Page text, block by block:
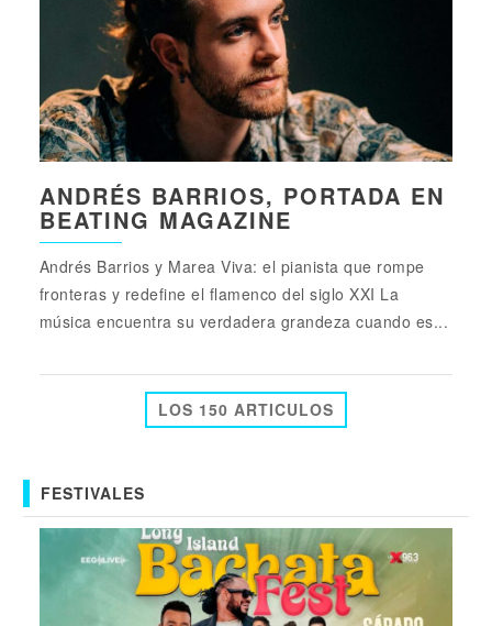
ANDRÉS BARRIOS, PORTADA EN
BEATING MAGAZINE
Andrés Barrios y Marea Viva: el pianista que rompe
fronteras y redefine el flamenco del siglo XXI La
música encuentra su verdadera grandeza cuando es...
LOS 150 ARTICULOS
FESTIVALES